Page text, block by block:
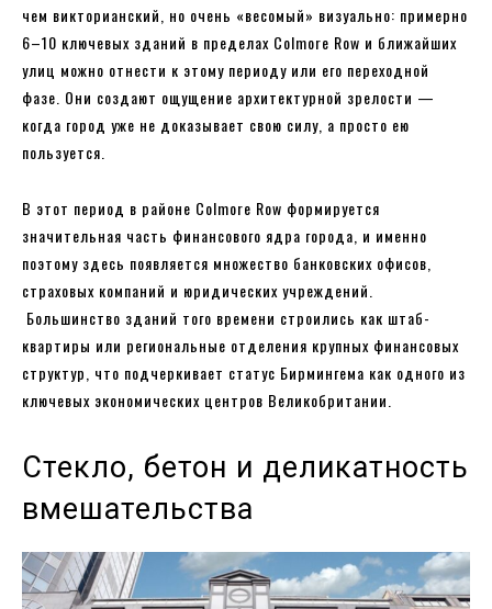
чем викторианский, но очень «весомый» визуально: примерно
6–10 ключевых зданий в пределах Colmore Row и ближайших
улиц можно отнести к этому периоду или его переходной
фазе. Они создают ощущение архитектурной зрелости —
когда город уже не доказывает свою силу, а просто ею
пользуется.
В этот период в районе Colmore Row формируется
значительная часть финансового ядра города, и именно
поэтому здесь появляется множество банковских офисов,
страховых компаний и юридических учреждений.
Большинство зданий того времени строились как штаб-
квартиры или региональные отделения крупных финансовых
структур, что подчеркивает статус Бирмингема как одного из
ключевых экономических центров Великобритании.
Стекло, бетон и деликатность
вмешательства